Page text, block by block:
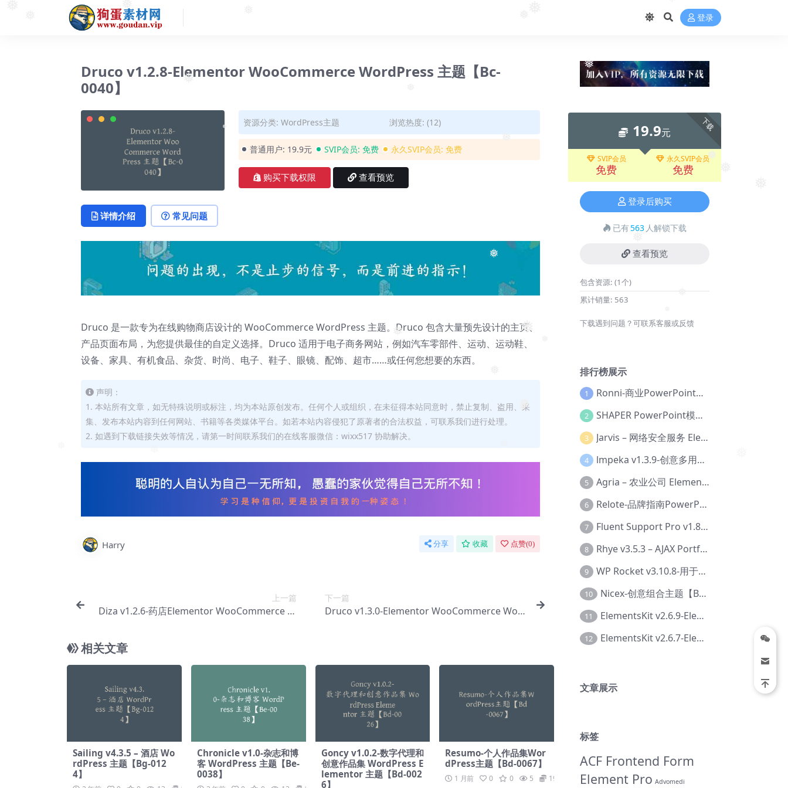
❅
❅
❅
❅
❅
❅
❅
❅
❅
❅ ❅ 登录
Druco v1.2.8-Elementor WooCommerce WordPress 主题【Bc-
0040】
资源分类: WordPress主题 浏览热度: (12)
普通用户: 19.9元 SVIP会员: 免费 永久SVIP会员: 免费
购买下载权限 查看预览
详情介绍 常见问题
Druco 是一款专为在线购物商店设计的 WooCommerce WordPress 主题。Druco 包含大量预先设计的主页、
产品页面布局，为您提供最佳的自定义选择。Druco 适用于电子商务网站，例如汽车零部件、运动、运动鞋、
设备、家具、有机食品、杂货、时尚、电子、鞋子、眼镜、配饰、超市……或任何您想要的东西。
声明：
1. 本站所有文章，如无特殊说明或标注，均为本站原创发布。任何个人或组织，在未征得本站同意时，禁止复制、盗用、采
集、发布本站内容到任何网站、书籍等各类媒体平台。如若本站内容侵犯了原著者的合法权益，可联系我们进行处理。
2. 如遇到下载链接失效等情况，请第一时间联系我们的在线客服微信：wixx517 协助解决。
Harry 分享 收藏 点赞(0)
上一篇
Diza v1.2.6-药店Elementor WooCommerce 主
下一篇
Druco v1.3.0-Elementor WooCommerce Wor
相关文章
Sailing v4.3.5 – 酒店 Wo
rdPress 主题【Bg-012
4】
Chronicle v1.0-杂志和博
客 WordPress 主题【Be-
0038】
Goncy v1.0.2-数字代理和
创意作品集 WordPress E
lementor 主题【Bd-002
6】
Resumo-个人作品集Wor
dPress主题【Bd-0067】
1 月前 0 0 5 19.9
下载
19.9元
SVIP会员
免费
永久SVIP会员
免费
登录后购买
已有563 人解锁下载
查看预览
包含资源: (1个)
累计销量: 563
下载遇到问题？可联系客服或反馈
排行榜展示
1 Ronni-商业PowerPoint模板【Dc-0077】
2 SHAPER PowerPoint模板【Dc-0184】
3 Jarvis – 网络安全服务 Elementor 模板套件【Aa-0035】
4 lmpeka v1.3.9-创意多用途 WordPress 主题【Be-0064】
5 Agria – 农业公司 Elementor Pro 模板套件【Aa-0003】
6 Relote-品牌指南PowerPoint模板【Dc-0076】
7 Fluent Support Pro v1.8.1 – WordPress 支持票务系统【Cc-0041】
8 Rhye v3.5.3 – AJAX Portfolio WordPress 主题【Bi-0049】
9 WP Rocket v3.10.8-用于wordpress速度优化的缓存加速插件【Cd-0019】
10 Nicex-创意组合主题【Be-0092】
11 ElementsKit v2.6.9-Elementor插件【Ab-0161】
12 ElementsKit v2.6.7-Elementor插件【Ab-0162】
文章展示
标签
ACF Frontend Form
Element Pro Advomedi